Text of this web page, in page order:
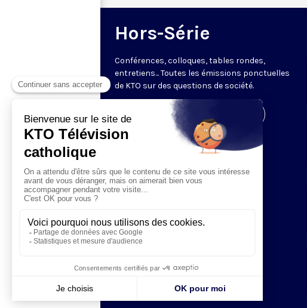
Hors-Série
Conférences, colloques, tables rondes,
entretiens... Toutes les émissions ponctuelles
de KTO sur des questions de société.
Visiter la page de l'émission